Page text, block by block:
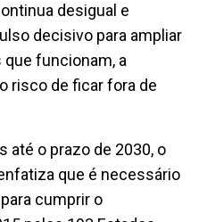
desigual e
decisivo para ampliar
funcionam, a
risco de ficar fora de
até o prazo de 2030, o
que é necessário
cumprir o